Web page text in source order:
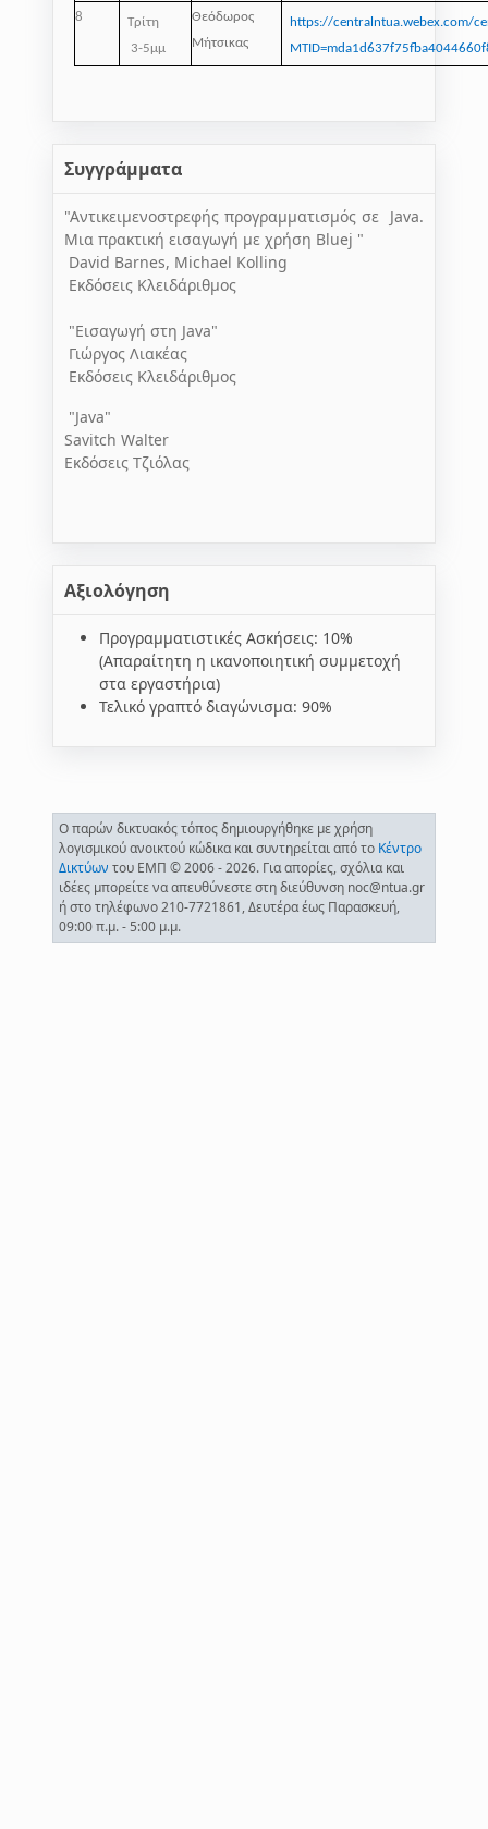
8
Τρίτη
3-5μμ
Θεόδωρος
Μήτσικας
https://centralntua.webex.com/
Συγγράμματα
"Αντικειμενοστρεφής προγραμματισμός σε Java.
Μια πρακτική εισαγωγή με χρήση Bluej "
David Barnes, Michael Kolling
Εκδόσεις Κλειδάριθμος
"Εισαγωγή στη Java"
Γιώργος Λιακέας
Εκδόσεις Κλειδάριθμος
"Java"
Savitch Walter
Εκδόσεις Τζιόλας
Αξιολόγηση
Προγραμματιστικές Ασκήσεις: 10%
(Απαραίτητη η ικανοποιητική συμμετοχή
στα εργαστήρια)
Τελικό γραπτό διαγώνισμα: 90%
Ο παρών δικτυακός τόπος δημιουργήθηκε με χρήση
λογισμικού ανοικτού κώδικα και συντηρείται από το Κέντρο
Δικτύων του ΕΜΠ © 2006 - 2026. Για απορίες, σχόλια και
ιδέες μπορείτε να απευθύνεστε στη διεύθυνση noc@ntua.gr
ή στο τηλέφωνο 210-7721861, Δευτέρα έως Παρασκευή,
09:00 π.μ. - 5:00 μ.μ.